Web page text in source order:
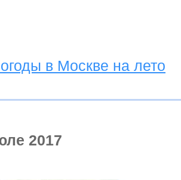
в Москве на лето
2017